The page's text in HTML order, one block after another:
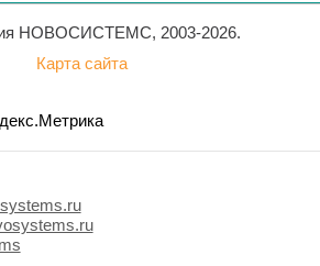
НОВОСИСТЕМС, 2003-2026.
Карта сайта